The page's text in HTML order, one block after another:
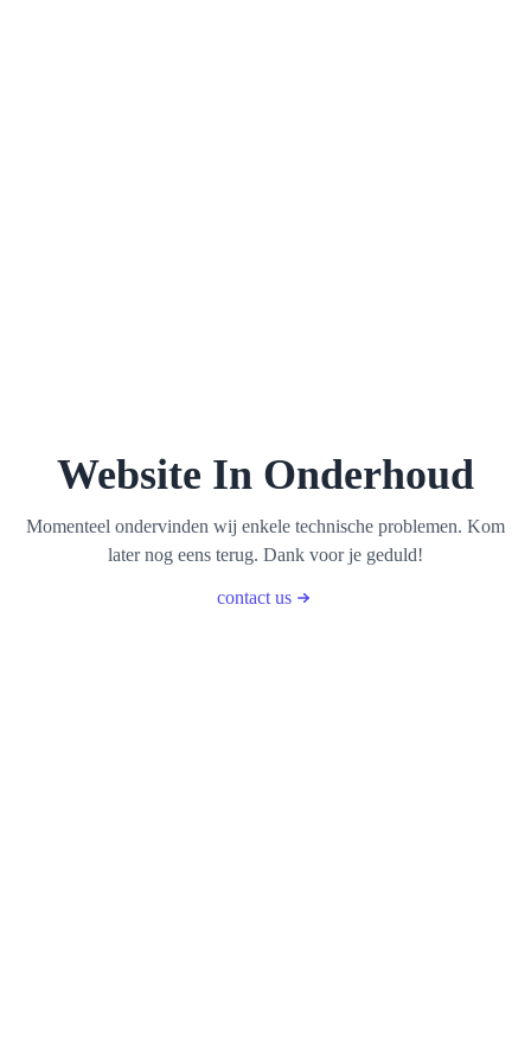
Website In Onderhoud
Momenteel ondervinden wij enkele technische problemen. Kom
later nog eens terug. Dank voor je geduld!
contact us